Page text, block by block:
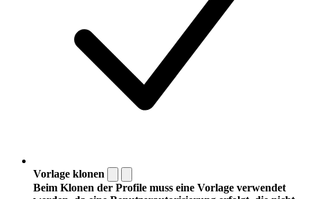
Vorlage klonen
Beim Klonen der Profile muss eine Vorlage verwendet